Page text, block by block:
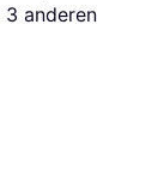
3 anderen